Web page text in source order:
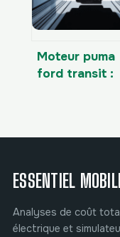
Moteur puma
ford transit :
conseils
ESSENTIEL
Analyses de coût
électrique et